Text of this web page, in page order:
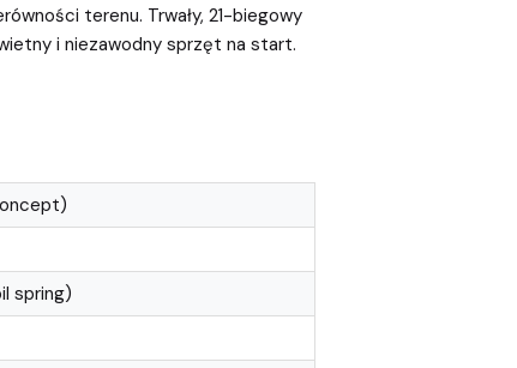
terenu. Trwały, 21-biegowy
i niezawodny sprzęt na start.
spring)